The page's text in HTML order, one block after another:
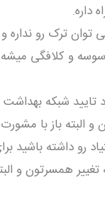
داره.
ترک رو نداره و
و كلافگی
تاييد شبكه
باز با
رو داشته باشيد
تغيير همسرتون و